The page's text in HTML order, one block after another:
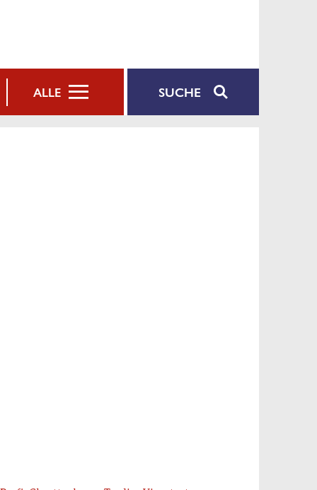
SUCHE
ALLE